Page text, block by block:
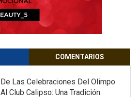
COMENTARIOS
De Las Celebraciones Del Olimpo
Al Club Calipso: Una Tradición